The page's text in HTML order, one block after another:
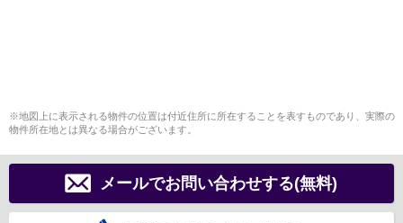
※地図上に表示される物件の位置は付近住所に所在することを表すものであり、実際の
物件所在地とは異なる場合がございます。
メールでお問い合わせする(無料)